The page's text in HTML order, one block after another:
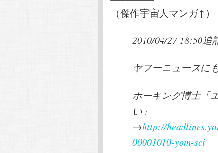
（傑作宇宙人マンガ↑）
2010/04/27 18:50追
ヤフーニュースに
ホーキング博士「
い」
→http://
00001010-yom-sci